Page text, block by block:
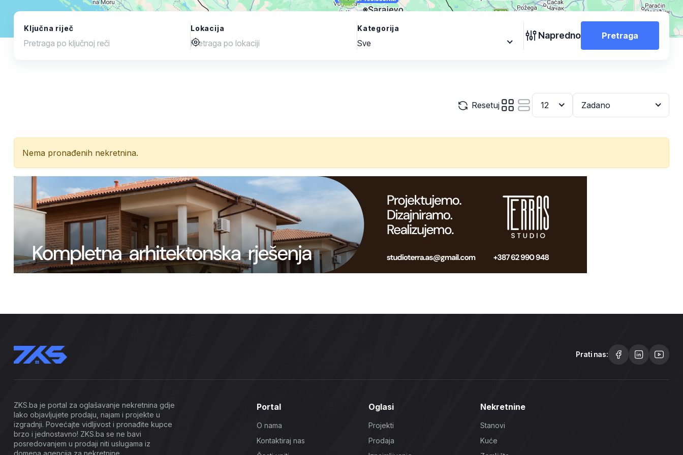
Ključna riječ Lokacija Kategorija
Sve
Napredno Pretraga
Resetuj 12 Zadano
Nema pronađenih nekretnina.
Prati nas:
ZKS.ba je portal za oglašavanje nekretnina gdje
lako objavljujete prodaju, najam i projekte u
izgradnji. Povećajte vidljivost i pronađite kupce
brzo i jednostavno! ZKS.ba se ne bavi
posredovanjem u prodaji niti uslugama iz
domena agencija za nekretnine.
Portal
O nama
Kontaktiraj nas
Oglasi
Projekti
Prodaja
Nekretnine
Stanovi
Kuće